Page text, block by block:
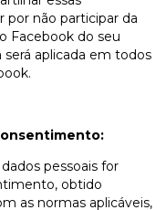
por não participar da
Facebook do seu
aplicada em todos
pessoais for
obtido
as normas aplicáveis,